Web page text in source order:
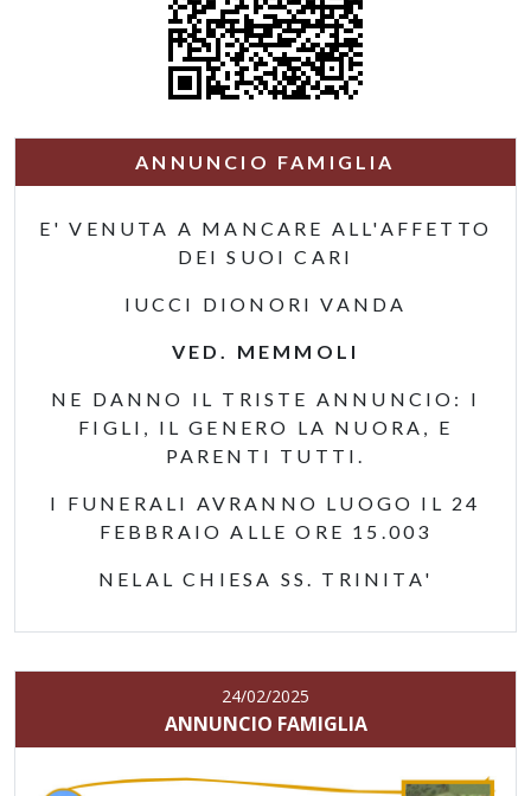
ANNUNCIO FAMIGLIA
E' VENUTA A MANCARE ALL'AFFETTO
DEI SUOI CARI
IUCCI DIONORI VANDA
VED. MEMMOLI
NE DANNO IL TRISTE ANNUNCIO: I
FIGLI, IL GENERO LA NUORA, E
PARENTI TUTTI.
I FUNERALI AVRANNO LUOGO IL 24
FEBBRAIO ALLE ORE 15.003
NELAL CHIESA SS. TRINITA'
24/02/2025
ANNUNCIO FAMIGLIA